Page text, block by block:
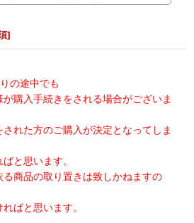
]
の途中でも
購入手続きをされる場合がございま
れた方のご購入が決定となってしま
と思います。
商品の取り置きは致しかねますの
ばと思います。